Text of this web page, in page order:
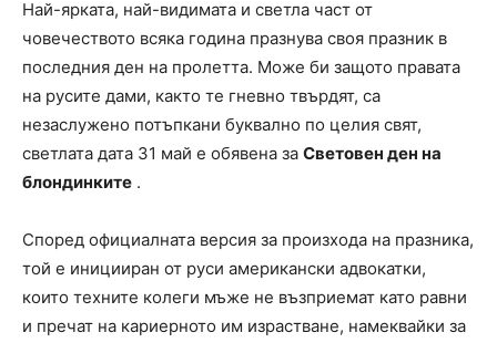
Най-ярката, най-видимата и светла част от
човечеството всяка година празнува своя празник в
последния ден на пролетта. Може би защото правата
на русите дами, както те гневно твърдят, са
незаслужено потъпкани буквално по целия свят,
светлата дата 31 май е обявена за Световен ден на
блондинките .
Според официалната версия за произхода на празника,
той е иницииран от руси американски адвокатки,
които техните колеги мъже не възприемат като равни
и пречат на кариерното им израстване, намеквайки за